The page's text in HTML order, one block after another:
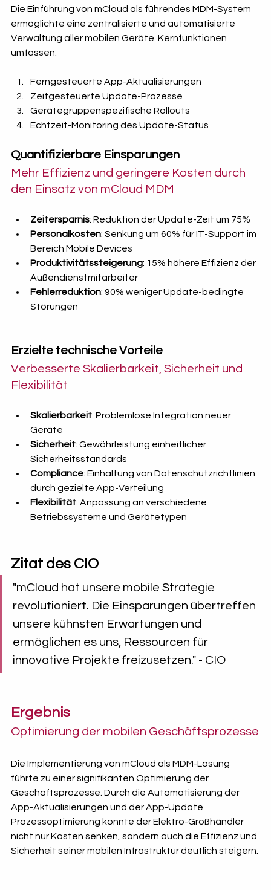
Die Einführung von mCloud als führendes MDM-System
ermöglichte eine zentralisierte und automatisierte
Verwaltung aller mobilen Geräte. Kernfunktionen
umfassen:
Ferngesteuerte App-Aktualisierungen
Zeitgesteuerte Update-Prozesse
Gerätegruppenspezifische Rollouts
Echtzeit-Monitoring des Update-Status
Quantifizierbare Einsparungen
Mehr Effizienz und geringere Kosten durch
den Einsatz von mCloud MDM
Zeitersparnis: Reduktion der Update-Zeit um 75%
Personalkosten: Senkung um 60% für IT-Support im
Bereich Mobile Devices
Produktivitätssteigerung: 15% höhere Effizienz der
Außendienstmitarbeiter
Fehlerreduktion: 90% weniger Update-bedingte
Störungen
Erzielte technische Vorteile
Verbesserte Skalierbarkeit, Sicherheit und
Flexibilität
Skalierbarkeit: Problemlose Integration neuer
Geräte
Sicherheit: Gewährleistung einheitlicher
Sicherheitsstandards
Compliance: Einhaltung von Datenschutzrichtlinien
durch gezielte App-Verteilung
Flexibilität: Anpassung an verschiedene
Betriebssysteme und Gerätetypen
Zitat des CIO
"mCloud hat unsere mobile Strategie
revolutioniert. Die Einsparungen übertreffen
unsere kühnsten Erwartungen und
ermöglichen es uns, Ressourcen für
innovative Projekte freizusetzen." - CIO
Ergebnis
Optimierung der mobilen Geschäftsprozesse
Die Implementierung von mCloud als MDM-Lösung
führte zu einer signifikanten Optimierung der
Geschäftsprozesse. Durch die Automatisierung der
App-Aktualisierungen und der App-Update
Prozessoptimierung konnte der Elektro-Großhändler
nicht nur Kosten senken, sondern auch die Effizienz und
Sicherheit seiner mobilen Infrastruktur deutlich steigern.